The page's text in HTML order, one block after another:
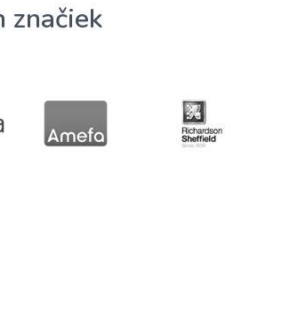
značiek